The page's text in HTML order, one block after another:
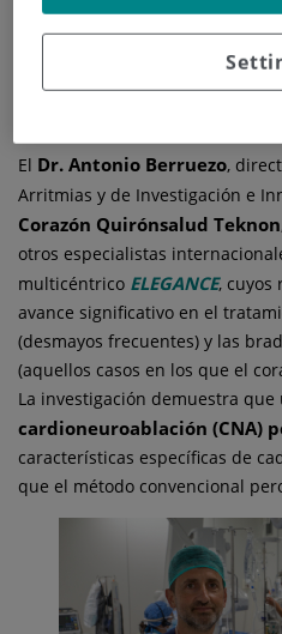
El estudio multicéntrico
personalizado de
el tiempo de intervención y un
El Dr. Antonio Berruezo,
Arritmias y de Investigación e
Corazón Quirónsalud Teknon
otros especialistas
multicéntrico ELEGANCE, cuyos
avance significativo en el
(desmayos frecuentes) y las
(aquellos casos en los que el
La investigación demuestra que
cardioneuroablación (CNA)
características específicas de
que el método convencional